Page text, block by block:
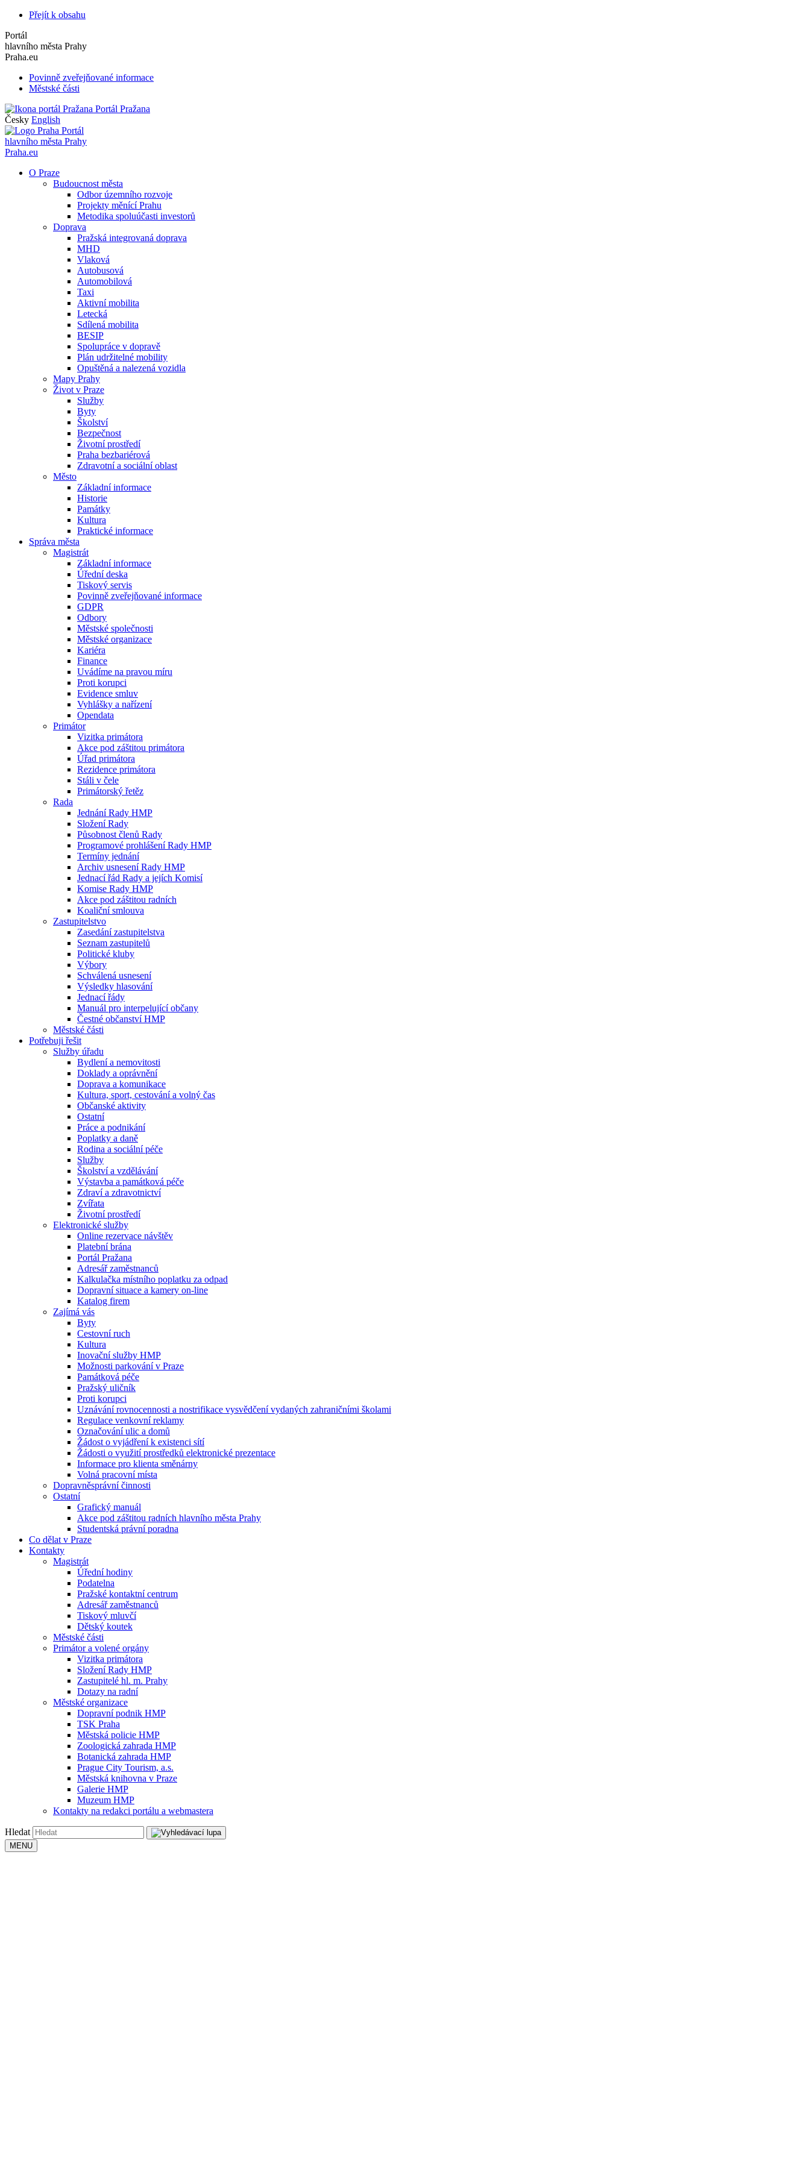
Přejít k obsahu
Portál
hlavního města Prahy
Praha.eu
Povinně zveřejňované informace
Městské části
Portál Pražana
Česky English
Portál
hlavního města Prahy
Praha.eu
O Praze
Budoucnost města
Odbor územního rozvoje
Projekty měnící Prahu
Metodika spoluúčasti investorů
Doprava
Pražská integrovaná doprava
MHD
Vlaková
Autobusová
Automobilová
Taxi
Aktivní mobilita
Letecká
Sdílená mobilita
BESIP
Spolupráce v dopravě
Plán udržitelné mobility
Opuštěná a nalezená vozidla
Mapy Prahy
Život v Praze
Služby
Byty
Školství
Bezpečnost
Životní prostředí
Praha bezbariérová
Zdravotní a sociální oblast
Město
Základní informace
Historie
Památky
Kultura
Praktické informace
Správa města
Magistrát
Základní informace
Úřední deska
Tiskový servis
Povinně zveřejňované informace
GDPR
Odbory
Městské společnosti
Městské organizace
Kariéra
Finance
Uvádíme na pravou míru
Proti korupci
Evidence smluv
Vyhlášky a nařízení
Opendata
Primátor
Vizitka primátora
Akce pod záštitou primátora
Úřad primátora
Rezidence primátora
Stáli v čele
Primátorský řetěz
Rada
Jednání Rady HMP
Složení Rady
Působnost členů Rady
Programové prohlášení Rady HMP
Termíny jednání
Archiv usnesení Rady HMP
Jednací řád Rady a jejích Komisí
Komise Rady HMP
Akce pod záštitou radních
Koaliční smlouva
Zastupitelstvo
Zasedání zastupitelstva
Seznam zastupitelů
Politické kluby
Výbory
Schválená usnesení
Výsledky hlasování
Jednací řády
Manuál pro interpelující občany
Čestné občanství HMP
Městské části
Potřebuji řešit
Služby úřadu
Bydlení a nemovitosti
Doklady a oprávnění
Doprava a komunikace
Kultura, sport, cestování a volný čas
Občanské aktivity
Ostatní
Práce a podnikání
Poplatky a daně
Rodina a sociální péče
Služby
Školství a vzdělávání
Výstavba a památková péče
Zdraví a zdravotnictví
Zvířata
Životní prostředí
Elektronické služby
Online rezervace návštěv
Platební brána
Portál Pražana
Adresář zaměstnanců
Kalkulačka místního poplatku za odpad
Dopravní situace a kamery on-line
Katalog firem
Zajímá vás
Byty
Cestovní ruch
Kultura
Inovační služby HMP
Možnosti parkování v Praze
Památková péče
Pražský uličník
Proti korupci
Uznávání rovnocennosti a nostrifikace vysvědčení vydaných zahraničními školami
Regulace venkovní reklamy
Označování ulic a domů
Žádost o vyjádření k existenci sítí
Žádosti o využití prostředků elektronické prezentace
Informace pro klienta směnárny
Volná pracovní místa
Dopravněsprávní činnosti
Ostatní
Grafický manuál
Akce pod záštitou radních hlavního města Prahy
Studentská právní poradna
Co dělat v Praze
Kontakty
Magistrát
Úřední hodiny
Podatelna
Pražské kontaktní centrum
Adresář zaměstnanců
Tiskový mluvčí
Dětský koutek
Městské části
Primátor a volené orgány
Vizitka primátora
Složení Rady HMP
Zastupitelé hl. m. Prahy
Dotazy na radní
Městské organizace
Dopravní podnik HMP
TSK Praha
Městská policie HMP
Zoologická zahrada HMP
Botanická zahrada HMP
Prague City Tourism, a.s.
Městská knihovna v Praze
Galerie HMP
Muzeum HMP
Kontakty na redakci portálu a webmastera
Hledat
MENU